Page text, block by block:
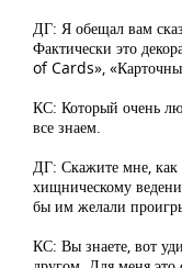
ДГ: Я обещал вам
Фактически это
of Cards»,
КС: Который очень
все знаем.
ДГ: Скажите мне, как
хищническому
бы им желали
КС: Вы знаете, вот